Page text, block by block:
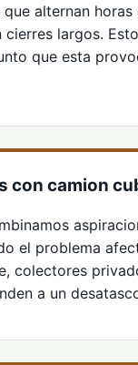
alternan horas
largos.
que esta
con camion
el problema
colectores
a un